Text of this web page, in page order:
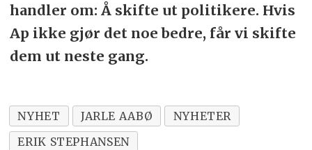
handler om: Å skifte ut politikere. Hvis
Ap ikke gjør det noe bedre, får vi skifte
dem ut neste gang.
NYHET JARLE AABØ
NYHETER
ERIK STEPHANSEN